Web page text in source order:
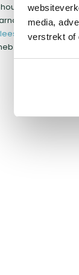
media,
verstrekt of
heb je
je natuurlijk het